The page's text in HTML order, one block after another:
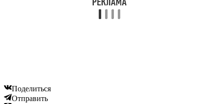
Поделиться
Отправить